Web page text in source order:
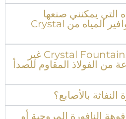
التي يمكنني صنعها
باستخدام فوهات نوافير المياه من Crystal
هل فوهات نوافير Crystal Fountains غير
من الفولاذ المقاوم للصدأ
بالأصابع؟
النافورة المروحية أو